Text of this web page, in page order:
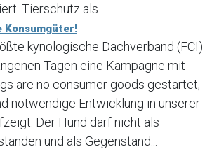
Tierschutz als...
Konsumgüter!
kynologische Dachverband (FCI)
Tagen eine Kampagne mit
are no consumer goods gestartet,
notwendige Entwicklung in unserer
Der Hund darf nicht als
und als Gegenstand...